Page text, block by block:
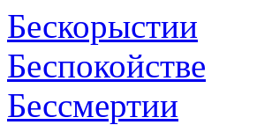
Бескорыстии
Беспокойстве
Бессмертии